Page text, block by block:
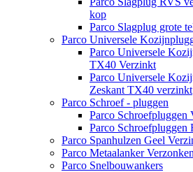
kop
Parco Slagplug grote
Parco Universele
Parco Universele
TX40 Verzinkt
Parco Universele
Zeskant TX40 verzinkt
Parco Schroef - pluggen
Parco Schroefpluggen
Parco Schroefpluggen
Parco Spanhulzen Geel
Parco Metaalanker
Parco Snelbouwankers